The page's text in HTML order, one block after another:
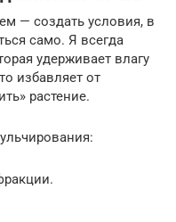
— создать условия, в
само. Я всегда
удерживает влагу
избавляет от
растение.